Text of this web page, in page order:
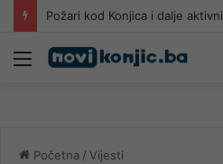
Meni
Početna / Vijesti